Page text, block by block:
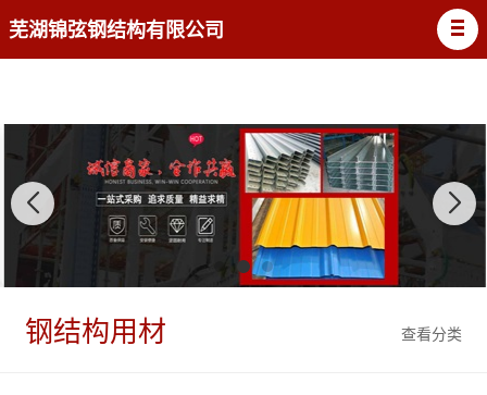
芜湖锦弦钢结构有限公司
查看分类
钢结构用材